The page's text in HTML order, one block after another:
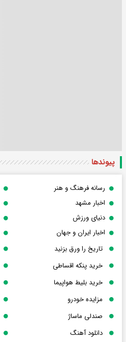
پیوندها
رسانه فرهنگ و هنر
اخبار مشهد
دنیای ورزش
اخبار ایران و جهان
تاریخ را ورق بزنید
خرید پنکه اقساطی
خرید بلیط هواپیما
مزایده خودرو
صندلی ماساژ
دانلود آهنگ